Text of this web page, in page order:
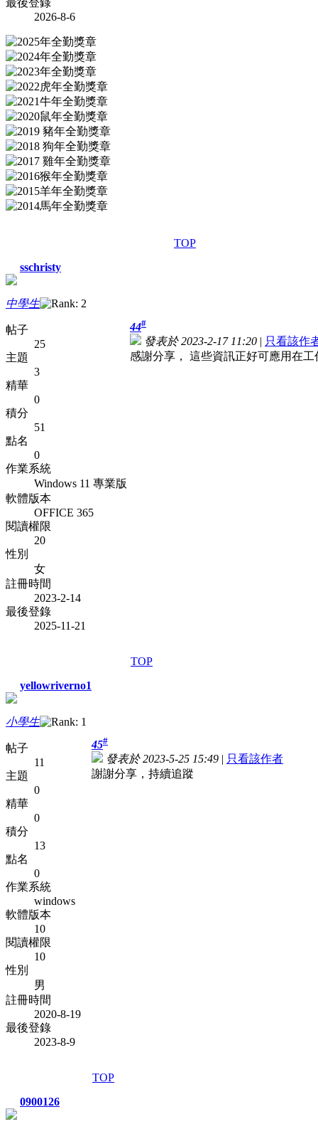
2026-8-6
TOP
sschristy
中學生
帖子
25
主題
3
精華
0
積分
51
點名
0
作業系統
Windows 11 專業版
軟體版本
OFFICE 365
閱讀權限
20
性別
女
註冊時間
2023-2-14
最後登錄
2025-11-21
44#
發表於 2023-2-17 11:20 | 只看該作
感謝分享， 這些資訊正好可應用在工
TOP
yellowriverno1
小學生
帖子
11
主題
0
精華
0
積分
13
點名
0
作業系統
windows
軟體版本
10
閱讀權限
10
性別
男
註冊時間
2020-8-19
最後登錄
2023-8-9
45#
發表於 2023-5-25 15:49 | 只看該作者
謝謝分享，持續追蹤
TOP
0900126